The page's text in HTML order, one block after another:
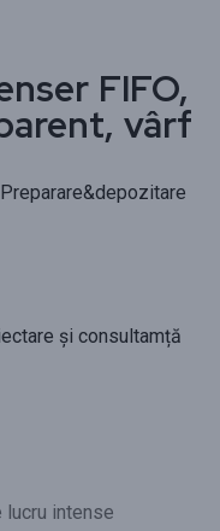
FIFO,
vârf
și consultamță
intense